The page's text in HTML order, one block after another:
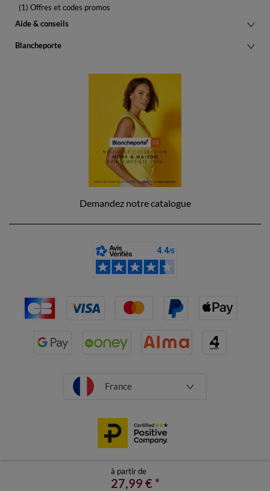
à partir de
27,99 € *
Demandez notre catalogue
(1) Offres et codes promos
Aide & conseils
Blancheporte
France
Données personnelles